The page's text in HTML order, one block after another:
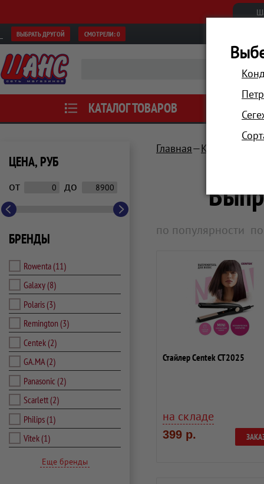
ВЫБРАТЬ ДРУГОЙ СМОТРЕЛИ:0
КАТАЛОГ ТОВАРОВ АКЦИИ
ЦЕНА, РУБ
от до
БРЕНДЫ
Rowenta(11)
Galaxy(8)
Polaris(3)
Remington (3)
Centek(2)
GA.MA(2)
Panasonic (2)
Scarlett(2)
Philips(1)
Vitek(1)
Еще бренды
Главная Красота и
по популярности
Стайлер Centek CT2025
на складе
399 р.